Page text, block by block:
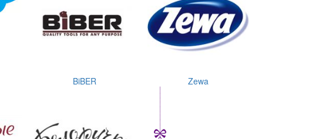
BiBER Zewa